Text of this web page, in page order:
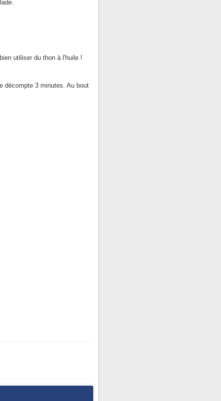
utiliser du thon à l'huile !
décompte 3 minutes. Au bout